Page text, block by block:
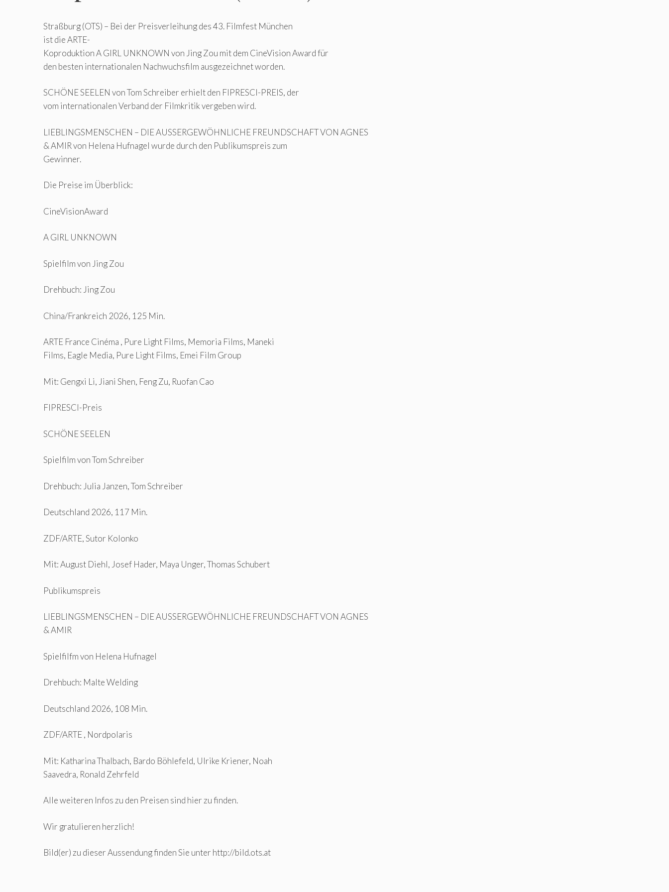
Straßburg (OTS) – Bei der Preisverleihung des 43. Filmfest München
ist die ARTE-
Koproduktion A GIRL UNKNOWN von Jing Zou mit dem CineVision Award für
den besten internationalen Nachwuchsfilm ausgezeichnet worden.
SCHÖNE SEELEN von Tom Schreiber erhielt den FIPRESCI-PREIS, der
vom internationalen Verband der Filmkritik vergeben wird.
LIEBLINGSMENSCHEN – DIE AUSSERGEWÖHNLICHE FREUNDSCHAFT VON AGNES
& AMIR von Helena Hufnagel wurde durch den Publikumspreis zum
Gewinner.
Die Preise im Überblick:
CineVisionAward
A GIRL UNKNOWN
Spielfilm von Jing Zou
Drehbuch: Jing Zou
China/Frankreich 2026, 125 Min.
ARTE France Cinéma , Pure Light Films, Memoria Films, Maneki
Films, Eagle Media, Pure Light Films, Emei Film Group
Mit: Gengxi Li, Jiani Shen, Feng Zu, Ruofan Cao
FIPRESCI-Preis
SCHÖNE SEELEN
Spielfilm von Tom Schreiber
Drehbuch: Julia Janzen, Tom Schreiber
Deutschland 2026, 117 Min.
ZDF/ARTE, Sutor Kolonko
Mit: August Diehl, Josef Hader, Maya Unger, Thomas Schubert
Publikumspreis
LIEBLINGSMENSCHEN – DIE AUSSERGEWÖHNLICHE FREUNDSCHAFT VON AGNES
& AMIR
Spielfilfm von Helena Hufnagel
Drehbuch: Malte Welding
Deutschland 2026, 108 Min.
ZDF/ARTE , Nordpolaris
Mit: Katharina Thalbach, Bardo Böhlefeld, Ulrike Kriener, Noah
Saavedra, Ronald Zehrfeld
Alle weiteren Infos zu den Preisen sind hier zu finden.
Wir gratulieren herzlich!
Bild(er) zu dieser Aussendung finden Sie unter http://bild.ots.at